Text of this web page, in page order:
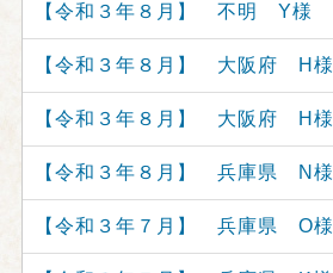
【令和３年８月】 不明 Y様
【令和３年８月】 大阪府 H様
【令和３年８月】 大阪府 H様
【令和３年８月】 兵庫県 N様
【令和３年７月】 兵庫県 O様